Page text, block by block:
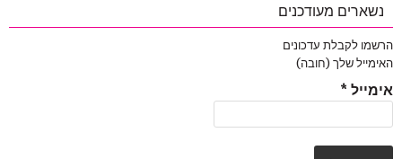
נשארים מעודכנים
הרשמו לקבלת עדכונים
האימייל שלך (חובה)
אימייל *